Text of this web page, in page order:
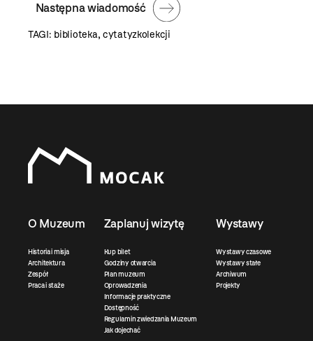
Następna wiadomość
TAGI: biblioteka, cytatyzkolekcji
O Muzeum
Historia i misja
Architektura
Zespół
Praca i staże
Zaplanuj wizytę
Kup bilet
Godziny otwarcia
Plan muzeum
Oprowadzenia
Informacje praktyczne
Dostępność
Regulamin zwiedzania Muzeum
Jak dojechać
Wystawy
Wystawy czasowe
Wystawy stałe
Archiwum
Projekty